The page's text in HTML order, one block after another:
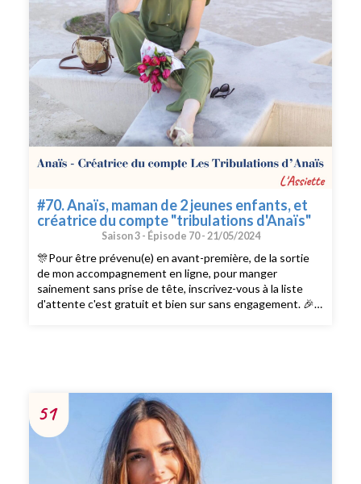
#70. Anaïs, maman de 2 jeunes enfants, et
créatrice du compte "tribulations d'Anaïs"
Saison 3 - Épisode 70 - 21/05/2024
🎊Pour être prévenu(e) en avant-première, de la sortie
de mon accompagnement en ligne, pour manger
sainement sans prise de tête, inscrivez-vous à la liste
d'attente c'est gratuit et bien sur sans engagement. 🎉 -
de contenus sur les réseaux sociaux et sur sa chaine
YouTube Tribulations d'Anaïs Bonne écoute ! ------ Pour
faire le plein d'idées repas : rejoignez ma chaîne
WhatsApp,
https://whatsapp.com/channel/
, cliquez sur Suivre puis sur la cloche 🔔 pour être